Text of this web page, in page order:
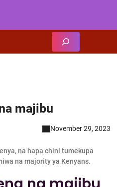
majibu
November 29, 2023
na hapa chini tumekupa
na majority ya Kenyans.